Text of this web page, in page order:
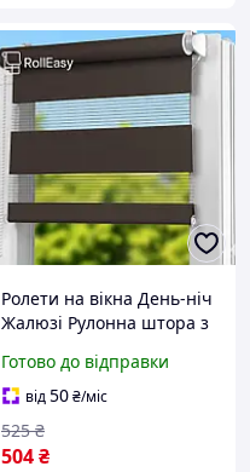
Ролети на вікна День-ніч
Жалюзі Рулонна штора з
Рулонні штори Ролета
тканинна D-203 Темно-
коричневий 300мм
Готово до відправки
від50₴/міс
504₴
525 ₴